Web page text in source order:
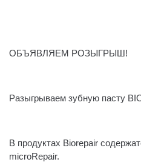
ОБЪЯВЛЯЕМ РОЗЫГРЫШ!
Разыгрываем зубную пасту
В продуктах Biorepair
microRepair.